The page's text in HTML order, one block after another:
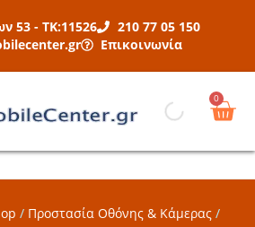
53 - ΤΚ:11526
210 77 05 150
Επικοινωνία
0
/ Προστασία Οθόνης & Κάμερας/